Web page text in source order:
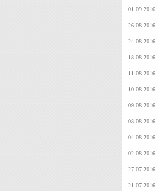
01.09.2016
26.08.2016
24.08.2016
18.08.2016
11.08.2016
10.08.2016
09.08.2016
08.08.2016
04.08.2016
02.08.2016
27.07.2016
21.07.2016